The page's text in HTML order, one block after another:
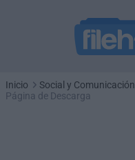
Inicio Social y Comunicación
Página de Descarga